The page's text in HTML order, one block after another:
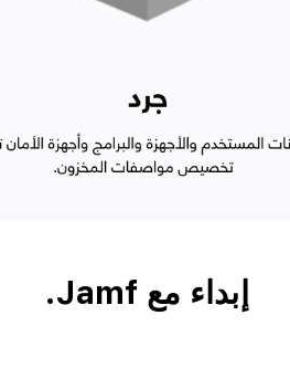
إبداء مع Jamf.